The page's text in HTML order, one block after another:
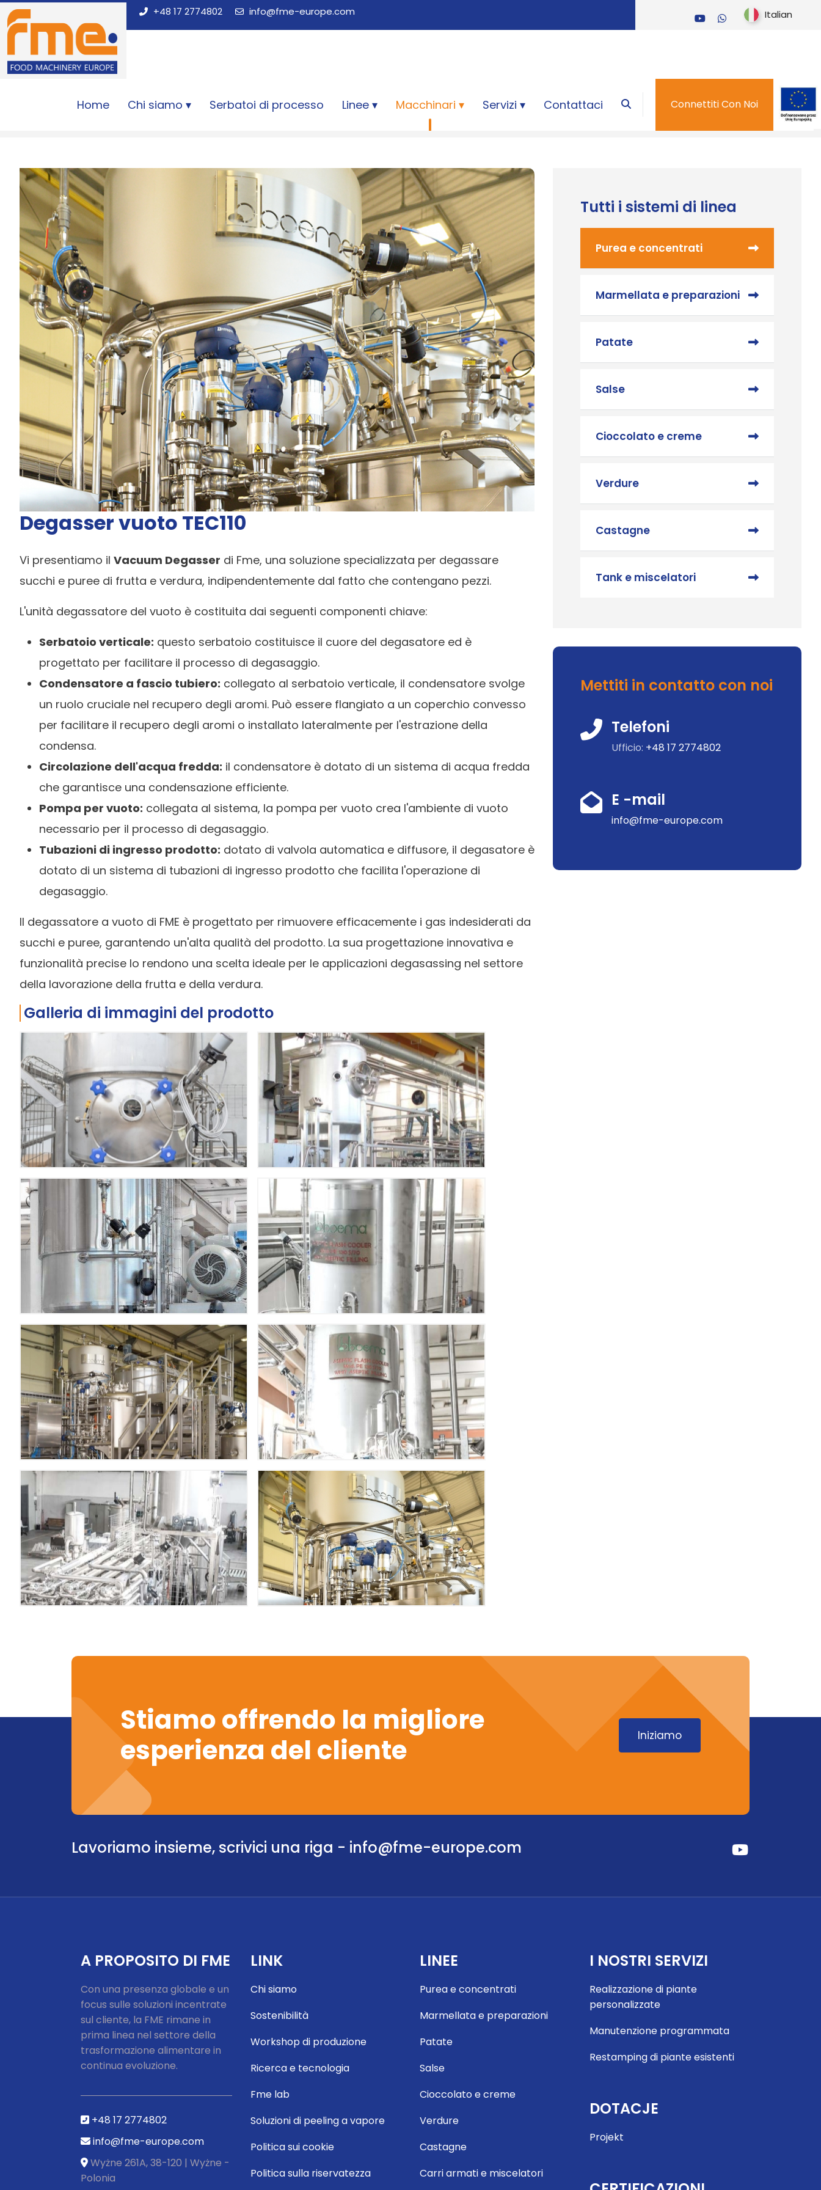
+48 17 2774802 info@fme-europe.com Italian
Home Chi siamo Serbatoi di processo Linee Macchinari Servizi Contattaci Connettiti Con Noi
Home Macchinari
Degasser vuoto TEC110
Vi presentiamo il Vacuum Degasser di Fme, una soluzione specializzata per degassare
succhi e puree di frutta e verdura, indipendentemente dal fatto che contengano pezzi.
L'unità degassatore del vuoto è costituita dai seguenti componenti chiave:
Serbatoio verticale: questo serbatoio costituisce il cuore del degasatore ed è
progettato per facilitare il processo di degasaggio.
Condensatore a fascio tubiero: collegato al serbatoio verticale, il condensatore svolge
un ruolo cruciale nel recupero degli aromi. Può essere flangiato a un coperchio convesso
per facilitare il recupero degli aromi o installato lateralmente per l'estrazione della
condensa.
Circolazione dell'acqua fredda: il condensatore è dotato di un sistema di acqua fredda
che garantisce una condensazione efficiente.
Pompa per vuoto: collegata al sistema, la pompa per vuoto crea l'ambiente di vuoto
necessario per il processo di degasaggio.
Tubazioni di ingresso prodotto: dotato di valvola automatica e diffusore, il degasatore è
dotato di un sistema di tubazioni di ingresso prodotto che facilita l'operazione di
degasaggio.
Il degassatore a vuoto di FME è progettato per rimuovere efficacemente i gas indesiderati da
succhi e puree, garantendo un'alta qualità del prodotto. La sua progettazione innovativa e
funzionalità precise lo rendono una scelta ideale per le applicazioni degasassing nel settore
della lavorazione della frutta e della verdura.
Galleria di immagini del prodotto
Tutti i sistemi di linea
Purea e concentrati
Marmellata e preparazioni
Patate
Salse
Cioccolato e creme
Verdure
Castagne
Tank e miscelatori
Mettiti in contatto con noi
Telefoni
Ufficio: +48 17 2774802
E -mail
info@fme-europe.com
Stiamo offrendo la migliore
esperienza del cliente
Iniziamo
Lavoriamo insieme, scrivici una riga - info@fme-europe.com
Youtube
A PROPOSITO DI FME
Con una presenza globale e un
focus sulle soluzioni incentrate
sul cliente, la FME rimane in
prima linea nel settore della
trasformazione alimentare in
continua evoluzione.
+48 17 2774802
info@fme-europe.com
Wyżne 261A, 38-120 | Wyżne -
Polonia
LINK
Chi siamo
Sostenibilità
Workshop di produzione
Ricerca e tecnologia
Fme lab
Soluzioni di peeling a vapore
Politica sui cookie
Politica sulla riservatezza
LINEE
Purea e concentrati
Marmellata e preparazioni
Patate
Salse
Cioccolato e creme
Verdure
Castagne
Carri armati e miscelatori
I NOSTRI SERVIZI
Realizzazione di piante
personalizzate
Manutenzione programmata
Restamping di piante esistenti
DOTACJE
Projekt